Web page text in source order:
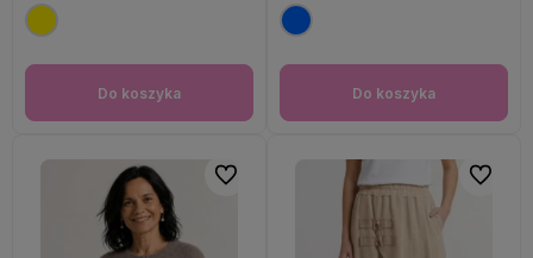
Do koszyka Do koszyka
Do ulubionych Do